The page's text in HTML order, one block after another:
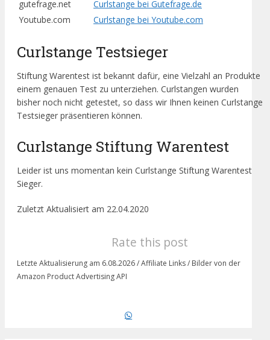
gutefrage.net
Curlstange bei Gutefrage.de
Youtube.com
Curlstange bei Youtube.com
Curlstange Testsieger
Stiftung Warentest ist bekannt dafür, eine Vielzahl an Produkte
einem genauen Test zu unterziehen. Curlstangen wurden
bisher noch nicht getestet, so dass wir Ihnen keinen Curlstange
Testsieger präsentieren können.
Curlstange Stiftung Warentest
Leider ist uns momentan kein Curlstange Stiftung Warentest
Sieger.
Zuletzt Aktualisiert am 22.04.2020
Rate this post
Letzte Aktualisierung am 6.08.2026 / Affiliate Links / Bilder von der
Amazon Product Advertising API